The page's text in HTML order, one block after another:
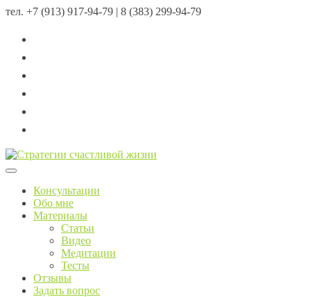
тел. +7 (913) 917-94-79 | 8 (383) 299-94-79
Menu
Консультации
Обо мне
Материалы
Статьи
Видео
Медитации
Тесты
Отзывы
Задать вопрос